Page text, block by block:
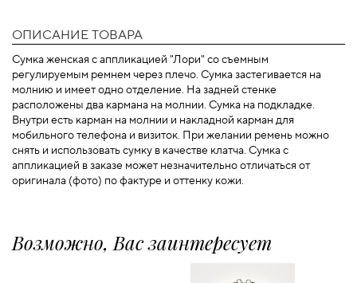
ОПИСАНИЕ ТОВАРА
Сумка женская с аппликацией "Лори" со съемным
регулируемым ремнем через плечо. Сумка застегивается на
молнию и имеет одно отделение. На задней стенке
расположены два кармана на молнии. Сумка на подкладке.
Внутри есть карман на молнии и накладной карман для
мобильного телефона и визиток. При желании ремень можно
снять и использовать сумку в качестве клатча. Сумка с
аппликацией в заказе может незначительно отличаться от
оригинала (фото) по фактуре и оттенку кожи.
Возможно, Вас заинтересует